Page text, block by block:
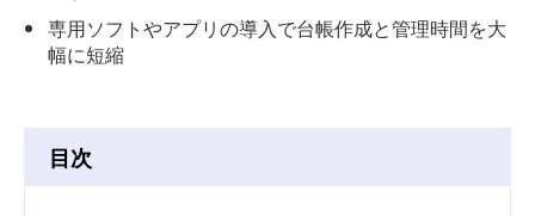
専用ソフトやアプリの導入で台帳作成と管理時間を大
幅に短縮
目次